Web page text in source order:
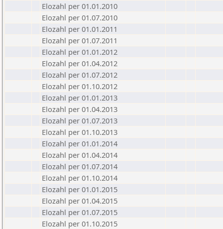
Elozahl per 01.01.2010
Elozahl per 01.07.2010
Elozahl per 01.01.2011
Elozahl per 01.07.2011
Elozahl per 01.01.2012
Elozahl per 01.04.2012
Elozahl per 01.07.2012
Elozahl per 01.10.2012
Elozahl per 01.01.2013
Elozahl per 01.04.2013
Elozahl per 01.07.2013
Elozahl per 01.10.2013
Elozahl per 01.01.2014
Elozahl per 01.04.2014
Elozahl per 01.07.2014
Elozahl per 01.10.2014
Elozahl per 01.01.2015
Elozahl per 01.04.2015
Elozahl per 01.07.2015
Elozahl per 01.10.2015